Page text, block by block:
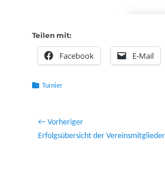
Teilen mit:
Facebook E-Mail
Kategorien
Turnier
Beitragsnavigation
← Vorheriger
Vorheriger
Erfolgsübersicht der Vereinsmitglieder